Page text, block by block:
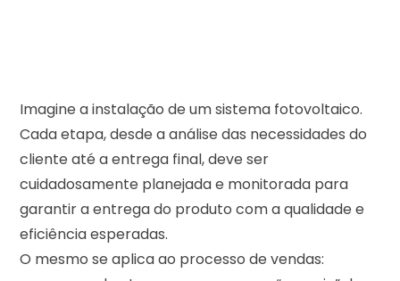
Imagine a instalação de um sistema fotovoltaico.
Cada etapa, desde a análise das necessidades do
cliente até a entrega final, deve ser
cuidadosamente planejada e monitorada para
garantir a entrega do produto com a qualidade e
eficiência esperadas.
O mesmo se aplica ao processo de vendas: